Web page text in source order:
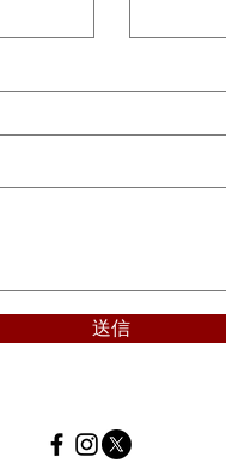
送信